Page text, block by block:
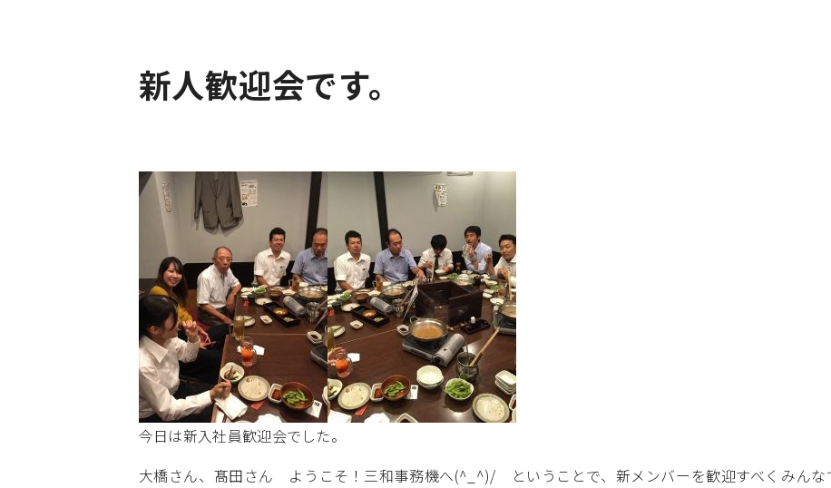
新人歓迎会です。
今日は新入社員歓迎会でした。
大橋さん、髙田さん ようこそ！三和事務機へ(^_^)/ ということで、新メンバーを歓迎すべくみんな